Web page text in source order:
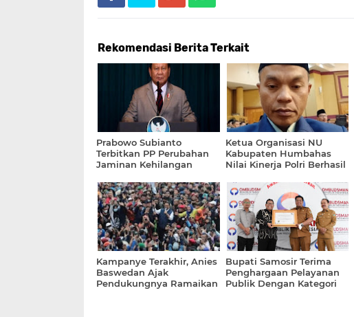
Rekomendasi Berita Terkait
Prabowo Subianto
Terbitkan PP Perubahan
Jaminan Kehilangan
Ketua Organisasi NU
Kabupaten Humbahas
Nilai Kinerja Polri Berhasil
2024
Kampanye Terakhir, Anies
Baswedan Ajak
Pendukungnya Ramaikan
Bupati Samosir Terima
Penghargaan Pelayanan
Publik Dengan Kategori